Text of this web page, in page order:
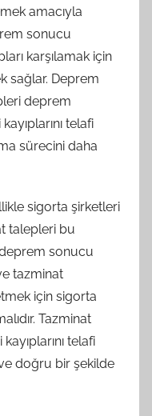
amacıyla
sonucu
karşılamak için
sağlar. Deprem
deprem
telafi
sürecini daha
sigorta şirketleri
talepleri bu
deprem sonucu
tazminat
için sigorta
Tazminat
telafi
doğru bir şekilde